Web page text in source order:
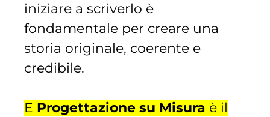
iniziare a scriverlo è
fondamentale per creare una
storia originale, coerente e
credibile.
E Progettazione su Misura è il